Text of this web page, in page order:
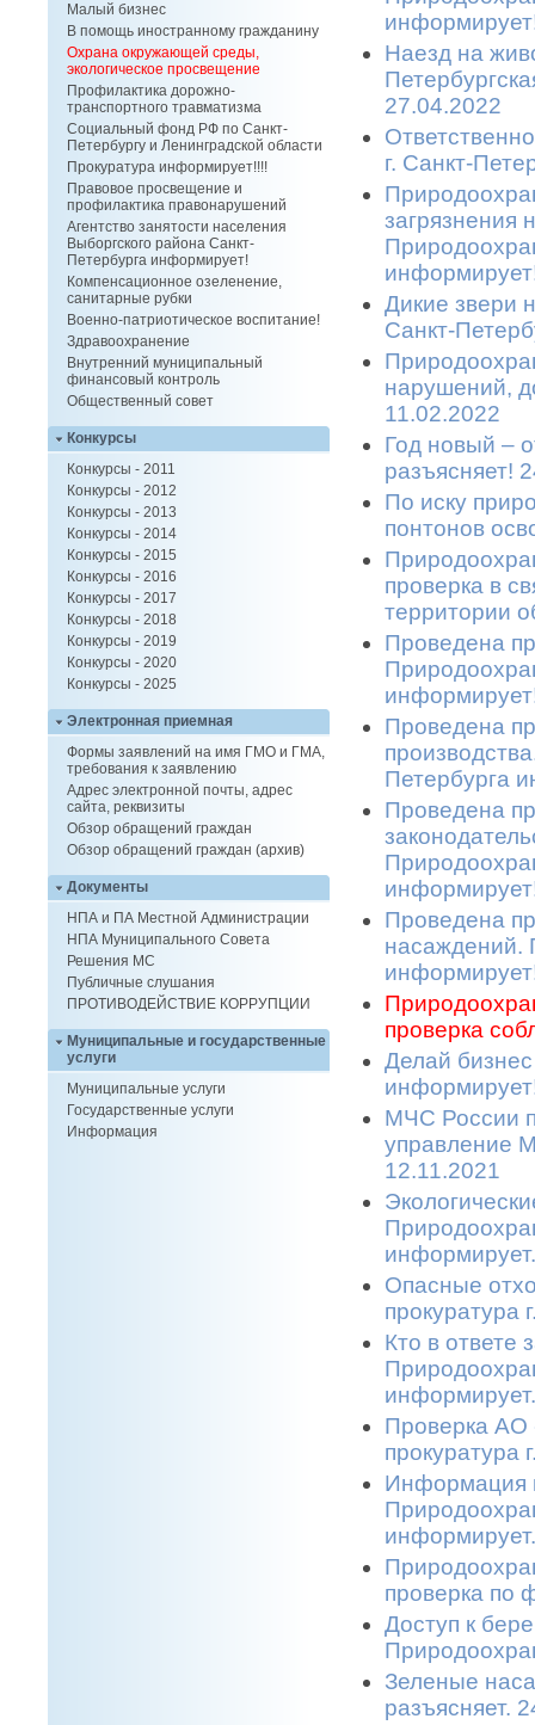
Малый бизнес
В помощь иностранному гражданину
Охрана окружающей среды,
экологическое просвещение
Профилактика дорожно-
транспортного травматизма
Социальный фонд РФ по Санкт-
Петербургу и Ленинградской области
Прокуратура информирует!!!!
Правовое просвещение и
профилактика правонарушений
Агентство занятости населения
Выборгского района Санкт-
Петербурга информирует!
Компенсационное озеленение,
санитарные рубки
Военно-патриотическое воспитание!
Здравоохранение
Внутренний муниципальный
финансовый контроль
Общественный совет
Конкурсы
Конкурсы - 2011
Конкурсы - 2012
Конкурсы - 2013
Конкурсы - 2014
Конкурсы - 2015
Конкурсы - 2016
Конкурсы - 2017
Конкурсы - 2018
Конкурсы - 2019
Конкурсы - 2020
Конкурсы - 2025
Электронная приемная
Формы заявлений на имя ГМО и ГМА,
требования к заявлению
Адрес электронной почты, адрес
сайта, реквизиты
Обзор обращений граждан
Обзор обращений граждан (архив)
Документы
НПА и ПА Местной Администрации
НПА Муниципального Совета
Решения МС
Публичные слушания
ПРОТИВОДЕЙСТВИЕ КОРРУПЦИИ
Муниципальные и государственные
услуги
Муниципальные услуги
Государственные услуги
Информация
Наезд на
27.04.2022
г. Санкт-
загрязнения
Дикие звери
Санкт-
нарушений,
11.02.2022
Год новый –
разъясняет!
По иску
понтонов
проверка в
территории
Проведена
Проведена
Петербурга
Проведена
Проведена
насаждений.
проверка
Делай
МЧС России
управление
12.11.2021
Опасные
прокуратура
Кто в ответе
Проверка АО
прокуратура
Информация
проверка по
Доступ к
Зеленые
разъясняет.